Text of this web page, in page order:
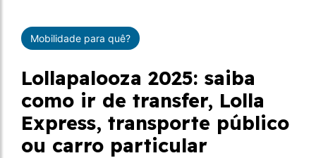
Mobilidade para quê?
Lollapalooza 2025: saiba
como ir de transfer, Lolla
Express, transporte público
ou carro particular